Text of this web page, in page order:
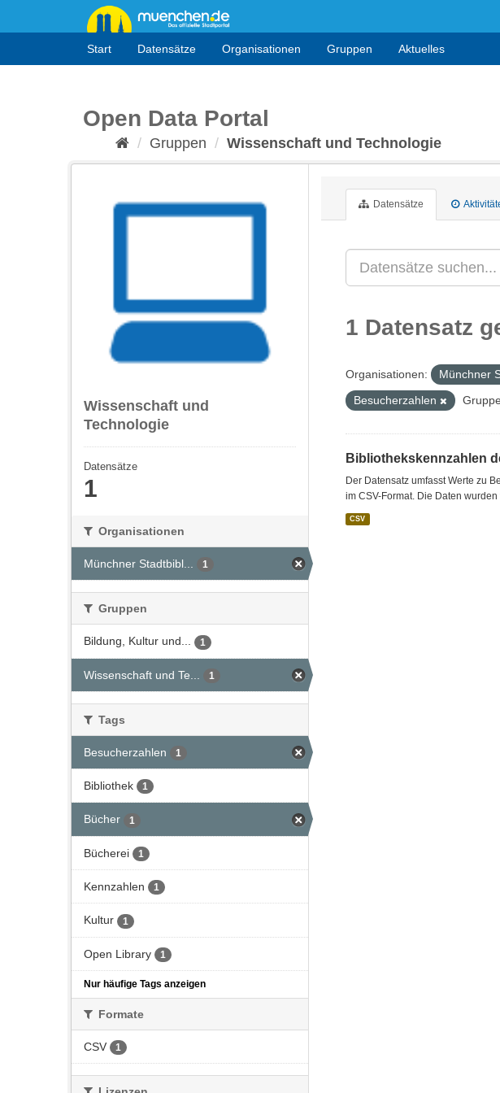
Start Datensätze Organisationen Gruppen Aktuelles
Open Data Portal
Gruppen Wissenschaft und Technologie
Wissenschaft und
Technologie
Datensätze
1
Organisationen
Münchner Stadtbibl... 1
Gruppen
Bildung, Kultur und... 1
Wissenschaft und Te... 1
Tags
Besucherzahlen 1
Bibliothek 1
Bücher 1
Bücherei 1
Kennzahlen 1
Kultur 1
Open Library 1
Nur häufige Tags anzeigen
Formate
CSV 1
Datensätze
1 Datensatz
Organisationen: Münchner
Besucherzahlen
Bibliothekskennzahlen
Der Datensatz umfasst Werte zu
im CSV-Format. Die Daten wurden
CSV